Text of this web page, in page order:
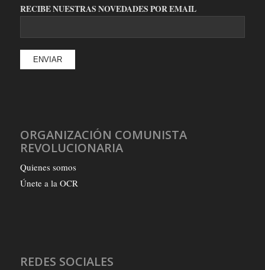
RECIBE NUESTRAS NOVEDADES POR EMAIL
ORGANIZACIÓN COMUNISTA
REVOLUCIONARIA
Quienes somos
Únete a la OCR
REDES SOCIALES